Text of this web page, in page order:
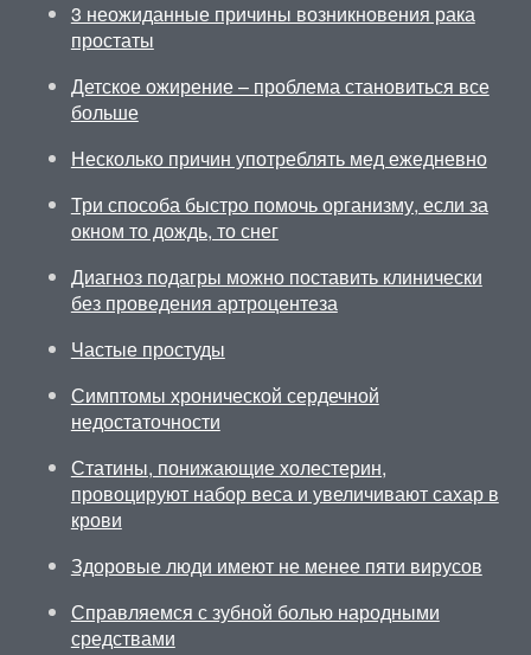
3 неожиданные причины возникновения рака
простаты
Детское ожирение – проблема становиться все
больше
Несколько причин употреблять мед ежедневно
Три способа быстро помочь организму, если за
окном то дождь, то снег
Диагноз подагры можно поставить клинически
без проведения артроцентеза
Частые простуды
Симптомы хронической сердечной
недостаточности
Статины, понижающие холестерин,
провоцируют набор веса и увеличивают сахар в
крови
Здоровые люди имеют не менее пяти вирусов
Справляемся с зубной болью народными
средствами